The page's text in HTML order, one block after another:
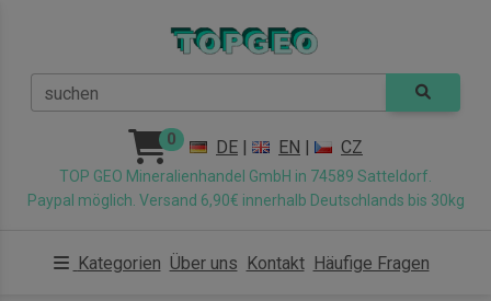
suchen
0 DE | EN | CZ
TOP GEO Mineralienhandel GmbH in 74589 Satteldorf.
Paypal möglich. Versand 6,90€ innerhalb Deutschlands bis 30kg
Kategorien Über uns Kontakt Häufige Fragen